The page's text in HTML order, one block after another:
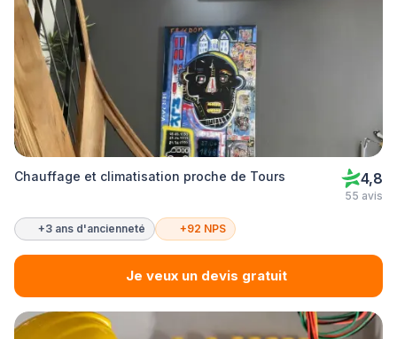
Chauffage et climatisation proche de Tours 4,8
55 avis
+3 ans d'ancienneté +92 NPS
Je veux un devis gratuit